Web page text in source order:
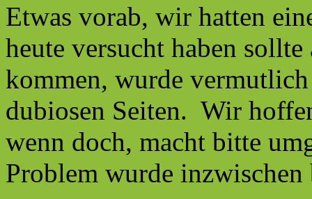
Etwas vorab, wir hatten
heute versucht haben
kommen, wurde
dubiosen Seiten. Wir
wenn doch, macht bitte
Problem wurde inzwischen